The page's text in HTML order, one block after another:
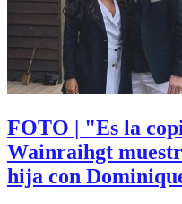
FOTO | "Es la
Wainraihgt
hija con